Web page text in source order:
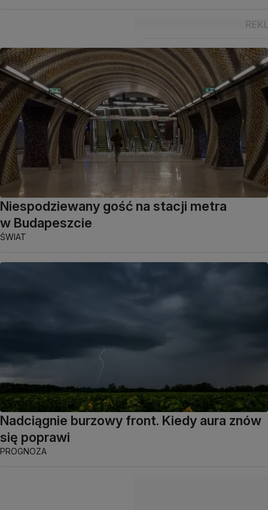
Niespodziewany gość na stacji metra
w Budapeszcie
ŚWIAT
Nadciągnie burzowy front. Kiedy aura znów
się poprawi
PROGNOZA